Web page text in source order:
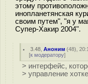
этому
инопланетянская
своим путем", "я у
Супер-Хакир 2004".
3.48 ,Аноним (48),
[к модератору]
> интерфейс,
> управление